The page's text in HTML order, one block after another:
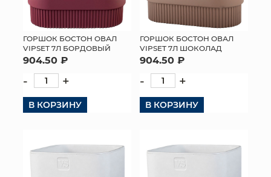
ГОРШОК БОСТОН ОВАЛ
VIPSET 7Л БОРДОВЫЙ
904.50 ₽
- +
В КОРЗИНУ
ГОРШОК БОСТОН ОВАЛ
VIPSET 7Л ШОКОЛАД
904.50 ₽
- +
В КОРЗИНУ